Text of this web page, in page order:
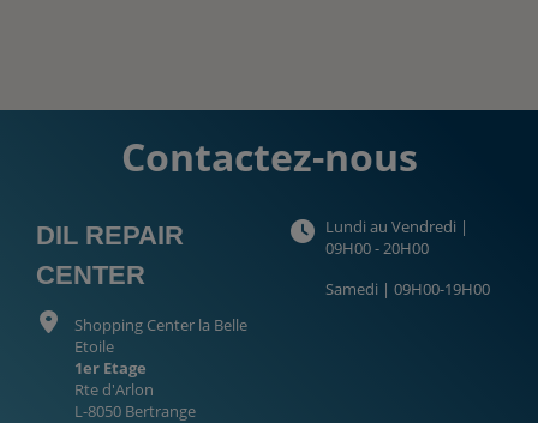
Contactez-nous
DIL REPAIR
CENTER
Shopping Center la Belle
Etoile
1er Etage
Rte d'Arlon
L-8050 Bertrange
Lundi au Vendredi |
09H00 - 20H00
Samedi | 09H00-19H00